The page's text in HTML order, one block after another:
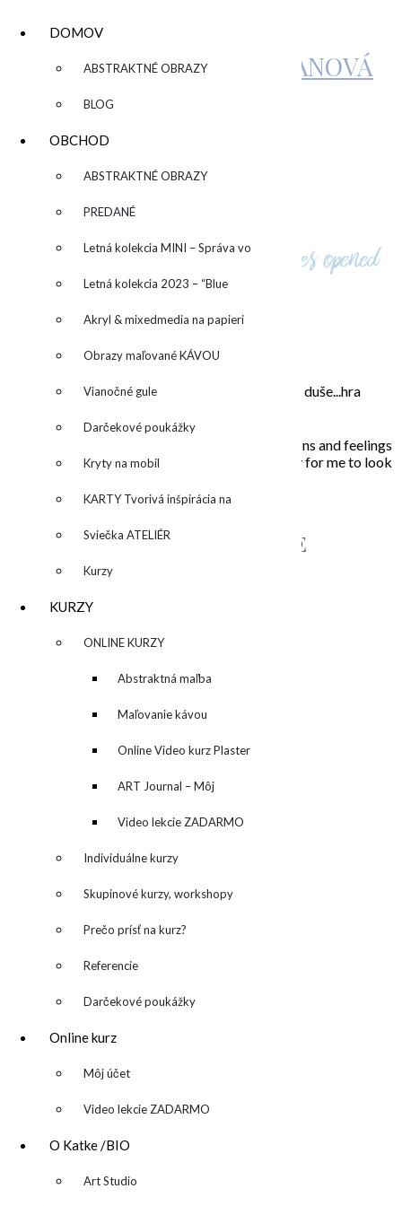
DOMOV
▼ ABSTRAKTNÉ OBRAZY
BLOG
OBCHOD
▼ ABSTRAKTNÉ OBRAZY
PREDANÉ
Letná kolekcia MINI – Správa vo
fľaši
Letná kolekcia 2023 – “Blue
SUN” – “Modré slnko”
Akryl & mixedmedia na papieri
Obrazy maľované KÁVOU
Vianočné gule
Darčekové poukážky
Kryty na mobil
KARTY Tvorivá inšpirácia na
každý deň
Sviečka ATELIÉR
Kurzy
KURZY
▼ ONLINE KURZY
▼ Abstraktná maľba
akrylom (Mixed Media)
Maľovanie kávou
Online Video kurz Plaster
ART
ART Journal – Môj
kreatívny denník
Video lekcie ZADARMO
Individuálne kurzy
Skupinové kurzy, workshopy
Prečo prísť na kurz?
Referencie
Darčekové poukážky
Online kurz
▼ Môj účet
Video lekcie ZADARMO
O Katke /BIO
▼ Art Studio
KATARÍNA SUJOVÁ KALMANOVÁ
IMG_7431
byadminLeave a Comment
Moje maľovanie je intuitívne, sú to príbehy mojej duše...hra
In my paintings I try to capture everyday situations and feelings
that touched my soul. Painting is the opportunity for me to look
NAPÍŠTE MI – CONTACT ME
FREEBIES – stiahnite si zadarmo
FAQ / často kladené otázky
ODBER NOVINIEK